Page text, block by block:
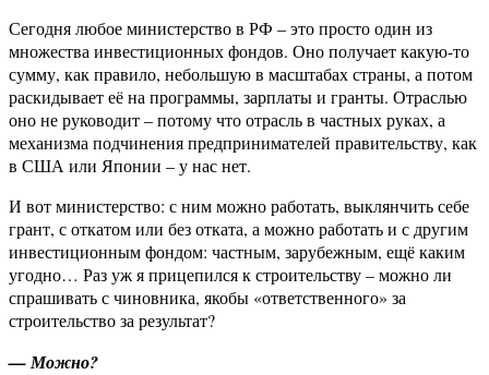
Сегодня любое министерство в РФ – это просто один из
множества инвестиционных фондов. Оно получает какую-то
сумму, как правило, небольшую в масштабах страны, а потом
раскидывает её на программы, зарплаты и гранты. Отраслью
оно не руководит – потому что отрасль в частных руках, а
механизма подчинения предпринимателей правительству, как
в США или Японии – у нас нет.
И вот министерство: с ним можно работать, выклянчить себе
грант, с откатом или без отката, а можно работать и с другим
инвестиционным фондом: частным, зарубежным, ещё каким
угодно… Раз уж я прицепился к строительству – можно ли
спрашивать с чиновника, якобы «ответственного» за
строительство за результат?
— Можно?